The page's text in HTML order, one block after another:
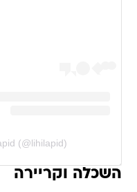
(@lihilapid)
השכלה וקריירה